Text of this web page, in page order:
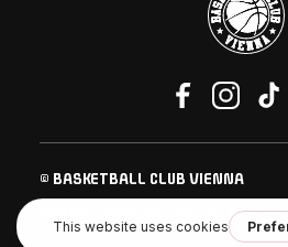
© BASKETBALL CLUB VIENNA